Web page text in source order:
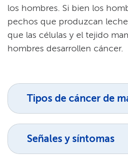
los hombres. Si bien los
pechos que produzcan
que las células y el tejido
hombres desarrollen cáncer.​​
Tipos de cáncer de
Señales y síntomas​​